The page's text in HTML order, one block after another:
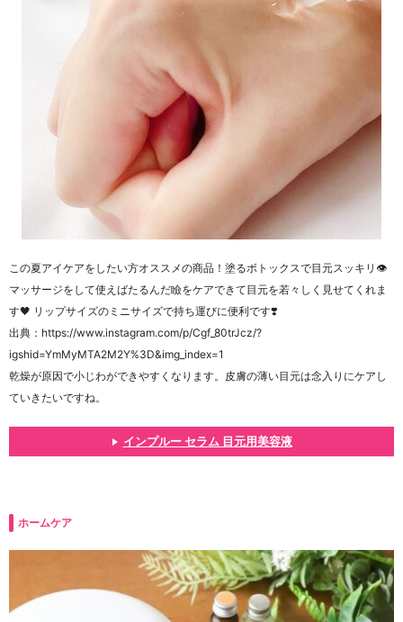
この夏アイケアをしたい方オススメの商品！塗るボトックスで目元スッキリ👁
マッサージをして使えばたるんだ瞼をケアできて目元を若々しく見せてくれま
す🖤 リップサイズのミニサイズで持ち運びに便利です❣️
出典：https://www.instagram.com/p/Cgf_80trJcz/?
igshid=YmMyMTA2M2Y%3D&img_index=1
乾燥が原因で小じわができやすくなります。皮膚の薄い目元は念入りにケアし
ていきたいですね。
インプルー セラム 目元用美容液
ホームケア